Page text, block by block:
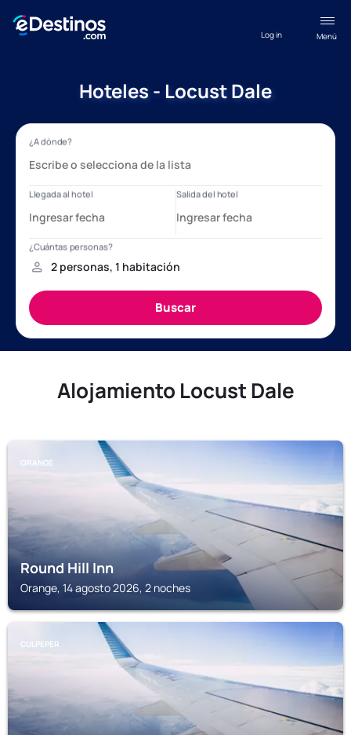
Menú
Log in
Hoteles - Locust Dale
Alojamiento Locust Dale
ORANGE
Round Hill Inn
Orange, 14 agosto 2026, 2 noches
CULPEPER